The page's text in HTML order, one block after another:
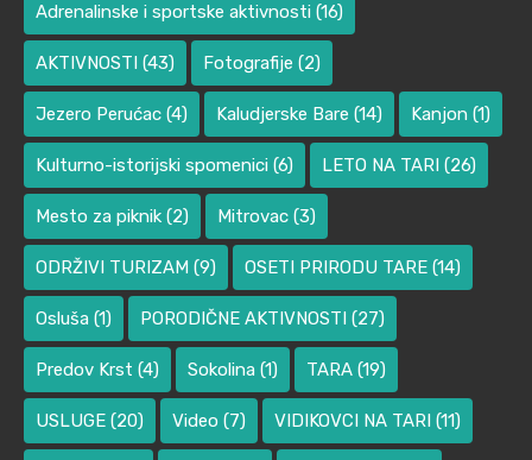
Adrenalinske i sportske aktivnosti (16)
AKTIVNOSTI (43) Fotografije (2)
Jezero Perućac (4) Kaludjerske Bare (14) Kanjon (1)
Kulturno-istorijski spomenici (6) LETO NA TARI (26)
Mesto za piknik (2) Mitrovac (3)
ODRŽIVI TURIZAM (9) OSETI PRIRODU TARE (14)
Osluša (1) PORODIČNE AKTIVNOSTI (27)
Predov Krst (4) Sokolina (1) TARA (19)
USLUGE (20) Video (7) VIDIKOVCI NA TARI (11)